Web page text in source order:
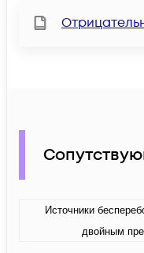
Источники
двойным